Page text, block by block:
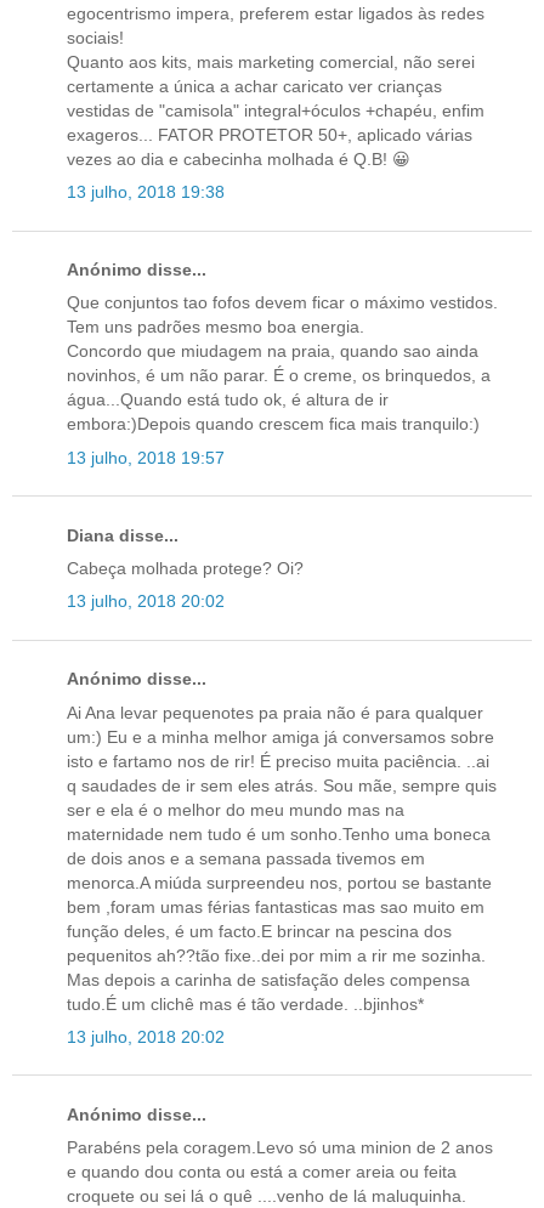
egocentrismo impera, preferem estar ligados às redes
sociais!
Quanto aos kits, mais marketing comercial, não serei
certamente a única a achar caricato ver crianças
vestidas de "camisola" integral+óculos +chapéu, enfim
exageros... FATOR PROTETOR 50+, aplicado várias
vezes ao dia e cabecinha molhada é Q.B! 😀
13 julho, 2018 19:38
Anónimo disse...
Que conjuntos tao fofos devem ficar o máximo vestidos.
Tem uns padrões mesmo boa energia.
Concordo que miudagem na praia, quando sao ainda
novinhos, é um não parar. É o creme, os brinquedos, a
água...Quando está tudo ok, é altura de ir
embora:)Depois quando crescem fica mais tranquilo:)
13 julho, 2018 19:57
Diana disse...
Cabeça molhada protege? Oi?
13 julho, 2018 20:02
Anónimo disse...
Ai Ana levar pequenotes pa praia não é para qualquer
um:) Eu e a minha melhor amiga já conversamos sobre
isto e fartamo nos de rir! É preciso muita paciência. ..ai
q saudades de ir sem eles atrás. Sou mãe, sempre quis
ser e ela é o melhor do meu mundo mas na
maternidade nem tudo é um sonho.Tenho uma boneca
de dois anos e a semana passada tivemos em
menorca.A miúda surpreendeu nos, portou se bastante
bem ,foram umas férias fantasticas mas sao muito em
função deles, é um facto.E brincar na pescina dos
pequenitos ah??tão fixe..dei por mim a rir me sozinha.
Mas depois a carinha de satisfação deles compensa
tudo.É um clichê mas é tão verdade. ..bjinhos*
13 julho, 2018 20:02
Anónimo disse...
Parabéns pela coragem.Levo só uma minion de 2 anos
e quando dou conta ou está a comer areia ou feita
croquete ou sei lá o quê ....venho de lá maluquinha.